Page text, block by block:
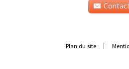
Plan du site